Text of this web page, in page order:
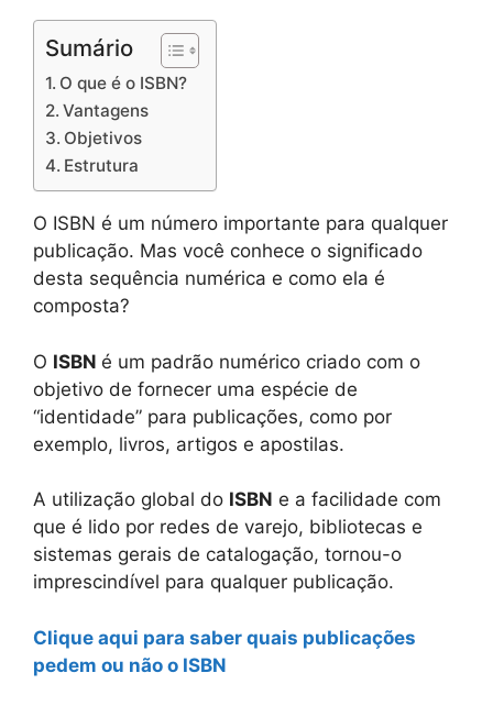
Sumário
O que é o ISBN?
Vantagens
Objetivos
Estrutura
O ISBN é um número importante para qualquer
publicação. Mas você conhece o significado
desta sequência numérica e como ela é
composta?
O ISBN é um padrão numérico criado com o
objetivo de fornecer uma espécie de
“identidade” para publicações, como por
exemplo, livros, artigos e apostilas.
A utilização global do ISBN e a facilidade com
que é lido por redes de varejo, bibliotecas e
sistemas gerais de catalogação, tornou-o
imprescindível para qualquer publicação.
Clique aqui para saber quais publicações
pedem ou não o ISBN